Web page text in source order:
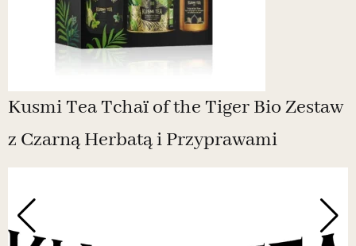
Kusmi Tea Tchaï of the Tiger Bio Zestaw
z Czarną Herbatą i Przyprawami